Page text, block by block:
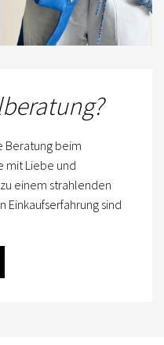
Beratung beim
mit Liebe und
einem strahlenden
Einkaufserfahrung sind